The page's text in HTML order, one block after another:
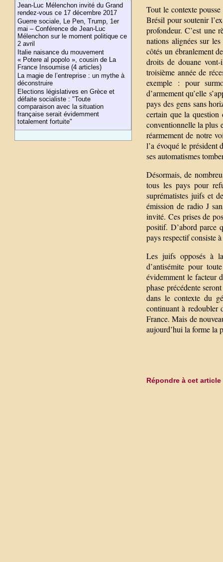
Jean-Luc Mélenchon invité du Grand
rendez-vous ce 17 décembre 2017
Guerre sociale, Le Pen, Trump, 1er
mai – Conférence de Jean-Luc
Mélenchon sur le moment politique ce
2 avril
Italie naisance du mouvement
« Potere al popolo », cousin de La
France Insoumise (4 articles)
La magie de l’entreprise : un mythe à
déconstruire
Elections législatives en Grèce et
défaite socialiste : "Toute
comparaison avec la situation
française serait évidemment
totalement fortuite"
Tout le contexte
Brésil pour soutenir
profondeur. C’est une
nations alignées sur
côtés un ébranlement
droits de douane vont-
troisième année de
exemple : pour
d’armement qu’elle
pays des gens sans
certain que la question
conventionnelle la plus
réarmement de notre
l’a évoqué le président
ses automatismes
Désormais, de
tous les pays pour
suprématistes juifs et
émission de radio J
invité. Ces prises de
positif. D’abord parce
pays respectif consiste
Les juifs opposés à
d’antisémite pour
évidemment le facteur
phase précédente
dans le contexte du
continuant à redoubler
France. Mais de
aujourd’hui la forme la
Répondre à cet article